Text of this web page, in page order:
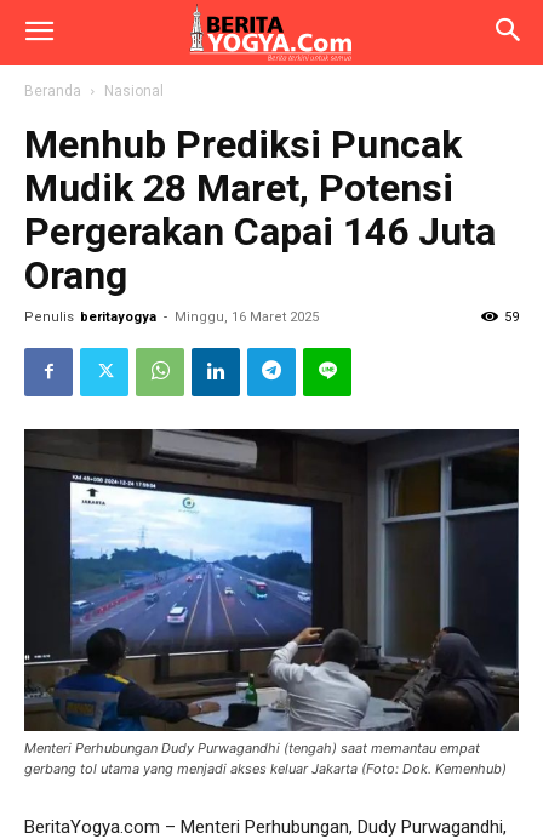
Beranda Nasional
Menhub Prediksi Puncak
Mudik 28 Maret, Potensi
Pergerakan Capai 146 Juta
Orang
Penulis beritayogya - Minggu, 16 Maret 2025 59
Menteri Perhubungan Dudy Purwagandhi (tengah) saat memantau empat
gerbang tol utama yang menjadi akses keluar Jakarta (Foto: Dok. Kemenhub)
BeritaYogya.com – Menteri Perhubungan, Dudy Purwagandhi,